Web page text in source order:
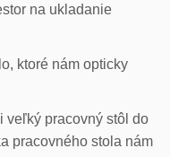
na ukladanie
ktoré nám opticky
veľký pracovný stôl do
pracovného stola nám